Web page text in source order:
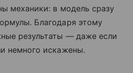
механики: в модель сразу
Благодаря этому
результаты — даже если
немного искажены.